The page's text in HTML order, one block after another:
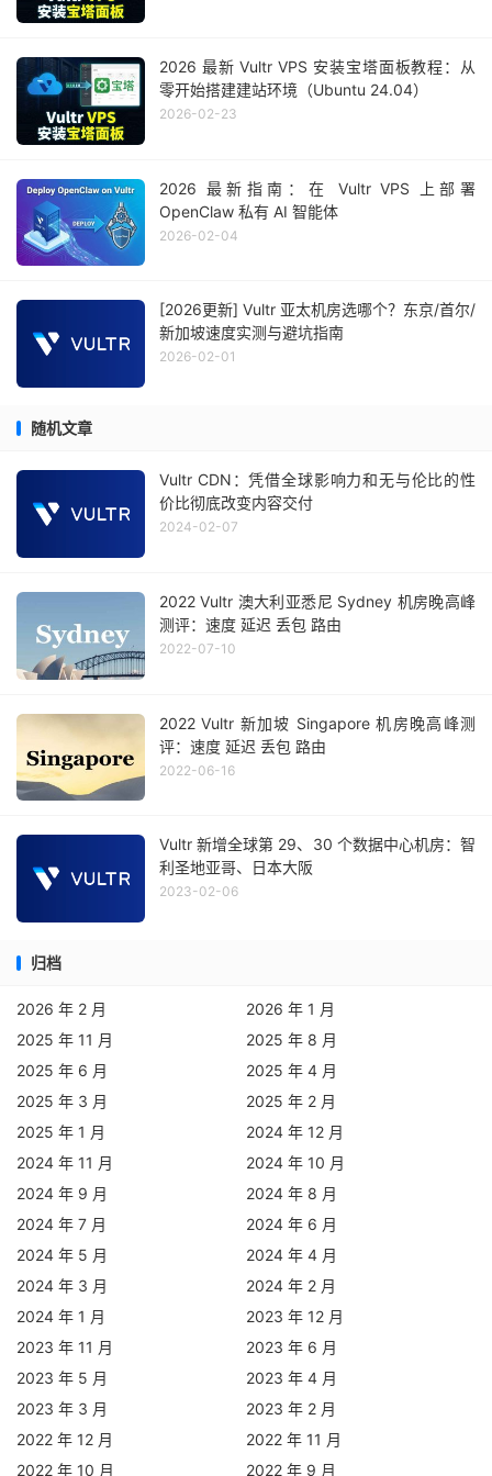
2026 最新 Vultr VPS 安装宝塔面板教程：从
零开始搭建建站环境（Ubuntu 24.04）
2026-02-23
2026 最新指南：在 Vultr VPS 上部署
OpenClaw 私有 AI 智能体
2026-02-04
[2026更新] Vultr 亚太机房选哪个？东京/首尔/
新加坡速度实测与避坑指南
2026-02-01
随机文章
Vultr CDN：凭借全球影响力和无与伦比的性
价比彻底改变内容交付
2024-02-07
2022 Vultr 澳大利亚悉尼 Sydney 机房晚高峰
测评：速度 延迟 丢包 路由
2022-07-10
2022 Vultr 新加坡 Singapore 机房晚高峰测
评：速度 延迟 丢包 路由
2022-06-16
Vultr 新增全球第 29、30 个数据中心机房：智
利圣地亚哥、日本大阪
2023-02-06
归档
2026 年 2 月
2026 年 1 月
2025 年 11 月
2025 年 8 月
2025 年 6 月
2025 年 4 月
2025 年 3 月
2025 年 2 月
2025 年 1 月
2024 年 12 月
2024 年 11 月
2024 年 10 月
2024 年 9 月
2024 年 8 月
2024 年 7 月
2024 年 6 月
2024 年 5 月
2024 年 4 月
2024 年 3 月
2024 年 2 月
2024 年 1 月
2023 年 12 月
2023 年 11 月
2023 年 6 月
2023 年 5 月
2023 年 4 月
2023 年 3 月
2023 年 2 月
2022 年 12 月
2022 年 11 月
2022 年 10 月
2022 年 9 月